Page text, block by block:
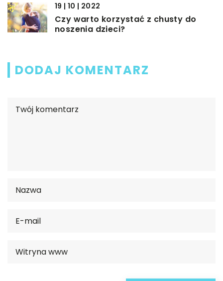
19 | 10 | 2022
Czy warto korzystać z chusty do
noszenia dzieci?
DODAJ KOMENTARZ